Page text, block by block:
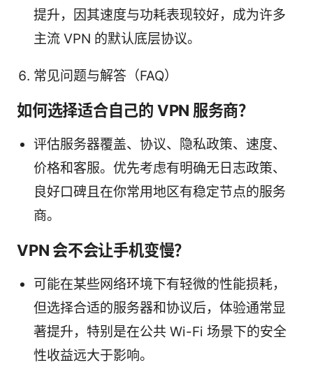
提升，因其速度与功耗表现较好，成为许多
主流 VPN 的默认底层协议。
常见问题与解答（FAQ）
如何选择适合自己的 VPN 服务商？
评估服务器覆盖、协议、隐私政策、速度、
价格和客服。优先考虑有明确无日志政策、
良好口碑且在你常用地区有稳定节点的服务
商。
VPN 会不会让手机变慢？
可能在某些网络环境下有轻微的性能损耗，
但选择合适的服务器和协议后，体验通常显
著提升，特别是在公共 Wi-Fi 场景下的安全
性收益远大于影响。